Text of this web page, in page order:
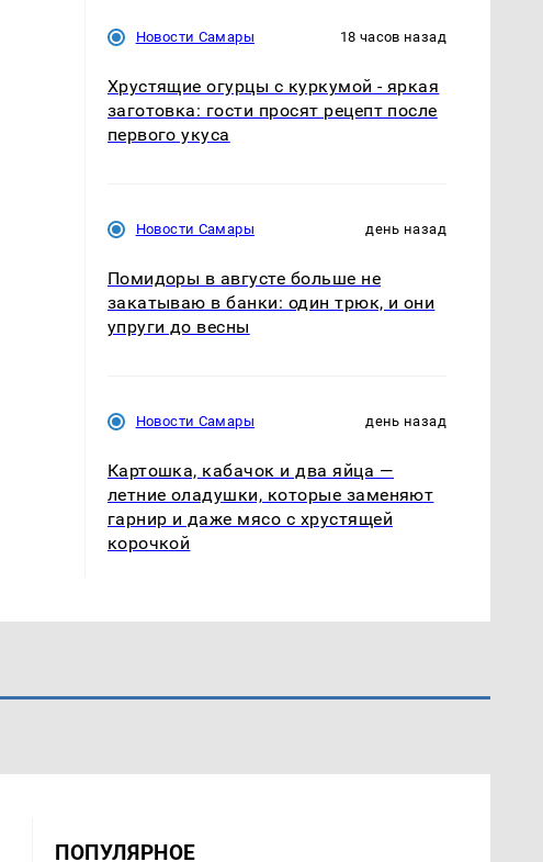
Новости Самары 18 часов назад
Хрустящие огурцы с куркумой - яркая
заготовка: гости просят рецепт после
первого укуса
Новости Самары день назад
Помидоры в августе больше не
закатываю в банки: один трюк, и они
упруги до весны
Новости Самары день назад
Картошка, кабачок и два яйца —
летние оладушки, которые заменяют
гарнир и даже мясо с хрустящей
корочкой
ПОПУЛЯРНОЕ